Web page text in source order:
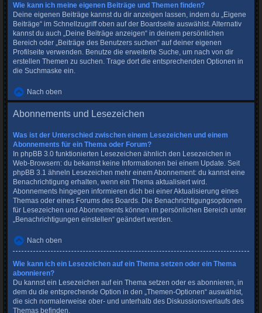
Wie kann ich meine eigenen Beiträge und Themen finden?
Deine eigenen Beiträge kannst du dir anzeigen lassen, indem du „Eigene
Beiträge“ im Schnellzugriff oben auf der Boardseite auswählst. Alternativ
kannst du auch „Deine Beiträge anzeigen“ in deinem persönlichen
Bereich oder „Beiträge des Benutzers suchen“ auf deiner eigenen
Profilseite verwenden. Benutze die erweiterte Suche, um nach von dir
erstellen Themen zu suchen. Trage dort die entsprechenden Optionen in
die Suchmaske ein.
Nach oben
Abonnements und Lesezeichen
Was ist der Unterschied zwischen einem Lesezeichen und einem
Abonnements für ein Thema oder Forum?
In phpBB 3.0 funktionierten Lesezeichen ähnlich den Lesezeichen in
Web-Browsern: du bekamst keine Informationen bei einem Update. Seit
phpBB 3.1 ähneln Lesezeichen mehr einem Abonnement: du kannst eine
Benachrichtigung erhalten, wenn ein Thema aktualisiert wird.
Abonnements hingegen informieren dich bei einer Aktualisierung eines
Themas oder eines Forums des Boards. Die Benachrichtigungsoptionen
für Lesezeichen und Abonnements können im persönlichen Bereich unter
„Benachrichtigungen einstellen“ geändert werden.
Nach oben
Wie kann ich ein Lesezeichen auf ein Thema setzen oder ein Thema
abonnieren?
Du kannst ein Lesezeichen auf ein Thema setzen oder es abonnieren, in
dem du die entsprechende Option in den „Themen-Optionen“ auswählst,
die sich normalerweise ober- und unterhalb des Diskussionsverlaufs des
Themas befinden.